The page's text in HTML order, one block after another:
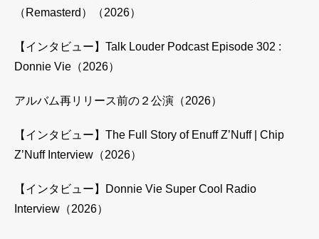
（Remasterd）（2026）
【インタビュー】Talk Louder Podcast Episode 302 :
Donnie Vie（2026）
アルバム再リリース前の２公演（2026）
【インタビュー】The Full Story of Enuff Z’Nuff | Chip
Z’Nuff Interview（2026）
【インタビュー】Donnie Vie Super Cool Radio
Interview（2026）